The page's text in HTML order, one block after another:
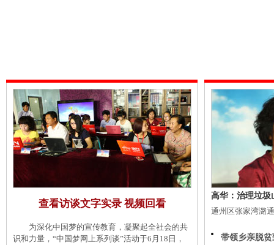
查看访谈文字实录 视频回看
为深化中国梦的宣传教育，凝聚起全社会的共
识和力量，“中国梦网上系列谈”活动于6月18日，
高华：治理垃圾
通州区张家湾潞
带领乡亲脱